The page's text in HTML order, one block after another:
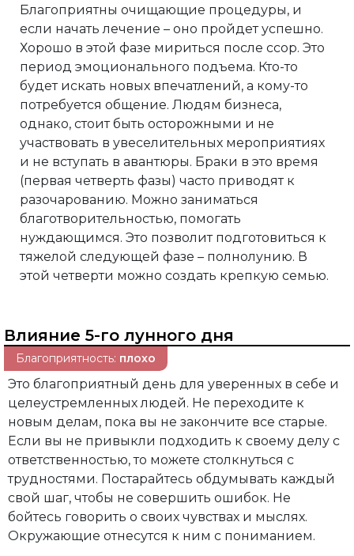
Благоприятны очищающие процедуры, и
если начать лечение – оно пройдет успешно.
Хорошо в этой фазе мириться после ссор. Это
период эмоционального подъема. Кто-то
будет искать новых впечатлений, а кому-то
потребуется общение. Людям бизнеса,
однако, стоит быть осторожными и не
участвовать в увеселительных мероприятиях
и не вступать в авантюры. Браки в это время
(первая четверть фазы) часто приводят к
разочарованию. Можно заниматься
благотворительностью, помогать
нуждающимся. Это позволит подготовиться к
тяжелой следующей фазе – полнолунию. В
этой четверти можно создать крепкую семью.
Влияние 5-го лунного дня
Благоприятность: плохо
Это благоприятный день для уверенных в себе и
целеустремленных людей. Не переходите к
новым делам, пока вы не закончите все старые.
Если вы не привыкли подходить к своему делу с
ответственностью, то можете столкнуться с
трудностями. Постарайтесь обдумывать каждый
свой шаг, чтобы не совершить ошибок. Не
бойтесь говорить о своих чувствах и мыслях.
Окружающие отнесутся к ним с пониманием.